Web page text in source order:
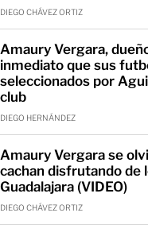
DIEGO CHÁVEZ ORTIZ
Amaury Vergara,
inmediato que sus
seleccionados por
club
DIEGO HERNÁNDEZ
Amaury Vergara se
cachan disfrutando de
Guadalajara (VIDEO)
DIEGO CHÁVEZ ORTIZ